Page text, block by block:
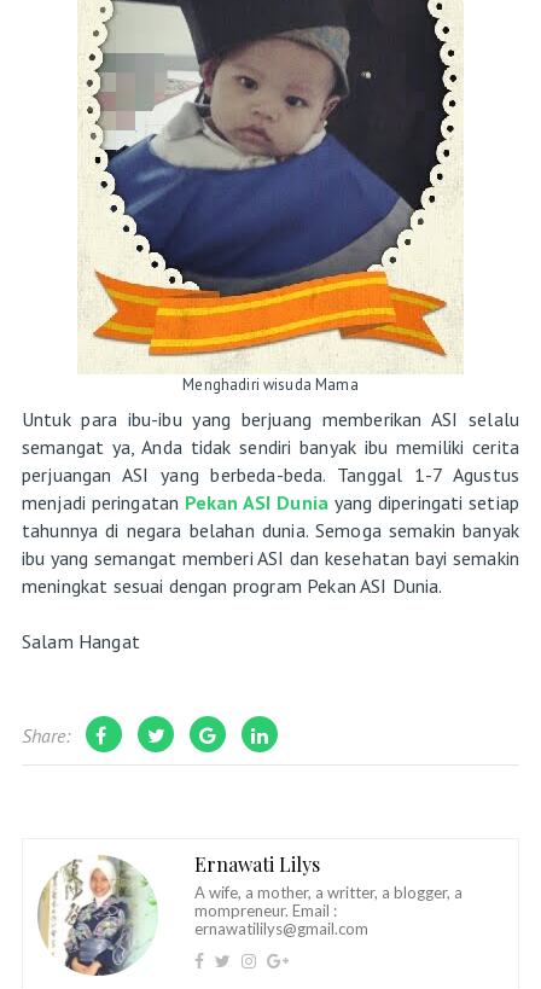
Menghadiri wisuda Mama
Untuk para ibu-ibu yang berjuang memberikan ASI selalu
semangat ya, Anda tidak sendiri banyak ibu memiliki cerita
perjuangan ASI yang berbeda-beda. Tanggal 1-7 Agustus
menjadi peringatan Pekan ASI Dunia yang diperingati setiap
tahunnya di negara belahan dunia. Semoga semakin banyak
ibu yang semangat memberi ASI dan kesehatan bayi semakin
meningkat sesuai dengan program Pekan ASI Dunia.
Salam Hangat
Share:
Ernawati Lilys
A wife, a mother, a writter, a blogger, a
mompreneur. Email :
ernawatililys@gmail.com